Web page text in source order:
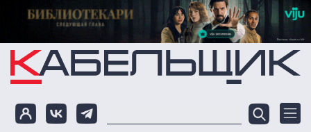
Перейти к основному содержанию